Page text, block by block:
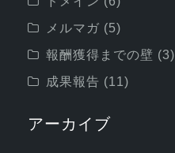
メルマガ (5)
報酬獲得までの壁 (3)
成果報告 (11)
アーカイブ